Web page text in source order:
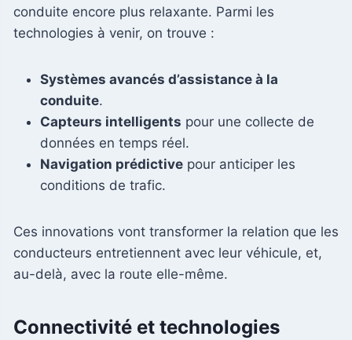
conduite encore plus relaxante. Parmi les
technologies à venir, on trouve :
Systèmes avancés d’assistance à la
conduite.
Capteurs intelligents pour une collecte de
données en temps réel.
Navigation prédictive pour anticiper les
conditions de trafic.
Ces innovations vont transformer la relation que les
conducteurs entretiennent avec leur véhicule, et,
au-delà, avec la route elle-même.
Connectivité et technologies